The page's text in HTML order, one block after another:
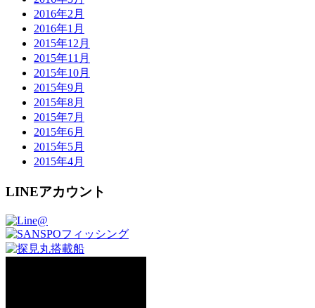
2016年2月
2016年1月
2015年12月
2015年11月
2015年10月
2015年9月
2015年8月
2015年7月
2015年6月
2015年5月
2015年4月
LINEアカウント